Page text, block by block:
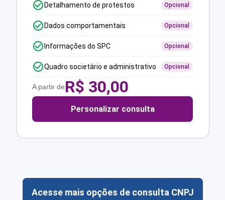
Detalhamento de protestos Opcional
Dados comportamentais Opcional
Informações do SPC Opcional
Quadro societário e administrativo Opcional
A partir deR$ 30,00
Personalizar consulta
Acesse mais opções de consulta CNPJ